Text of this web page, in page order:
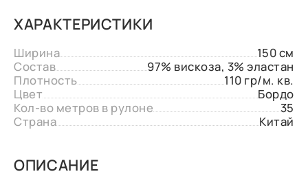
ХАРАКТЕРИСТИКИ
Ширина
150 см
Состав
97% вискоза, 3% эластан
Плотность
110 гр/м. кв.
Цвет
Бордо
Кол-во метров в рулоне
35
Страна
Китай
ОПИСАНИЕ